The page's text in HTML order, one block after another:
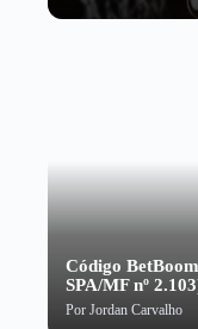
Código
SPA/MF nº
Por Jordan Carvalho